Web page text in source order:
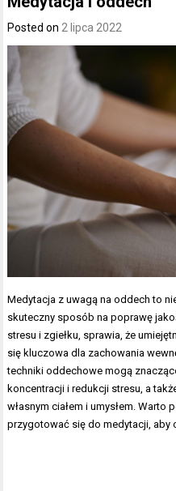
Posted on 2 lipca 2022
Medytacja z uwagą na oddech to
skuteczny sposób na poprawę
stresu i zgiełku, sprawia, że
się kluczowa dla zachowania
techniki oddechowe mogą
koncentracji i redukcji stresu, a
własnym ciałem i umysłem.
przygotować się do medytacji, aby